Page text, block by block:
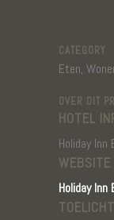
CATEGORY
Eten,
OVER DIT
HOTEL
Holiday Inn
WEBSITE
Holiday Inn